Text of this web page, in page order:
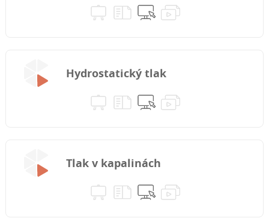
Hydrostatický tlak
Tlak v kapalinách